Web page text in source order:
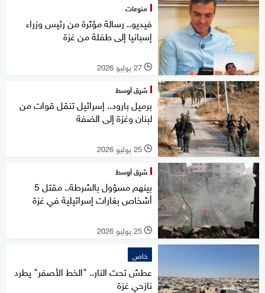
منوعات
فيديو.. رسالة مؤثرة من رئيس وزراء
إسبانيا إلى طفلة من غزة
l 27 يوليو 2026
شرق أوسط
برميل بارود.. إسرائيل تنقل قوات من
لبنان وغزة إلى الضفة
l 25 يوليو 2026
شرق أوسط
بينهم مسؤول بالشرطة.. مقتل 5
أشخاص بغارات إسرائيلية في غزة
l 25 يوليو 2026
خاص
عطش تحت النار.. "الخط الأصفر" يطرد
نازحي غزة